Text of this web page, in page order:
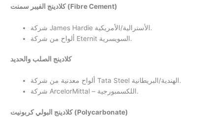
كلادينج الفيبر سمنت (Fibre Cement)
شركة James Hardie الأسترالية/الأمريكية.
ألواح من شركة Eternit السويسرية.
كلادينج الصلب والحديد
ألواح معدنية من شركة Tata Steel الهندية/البريطانية.
شركة ArcelorMittal – اللكسمبورجية.
كلادينج البولي كربونيت (Polycarbonate)